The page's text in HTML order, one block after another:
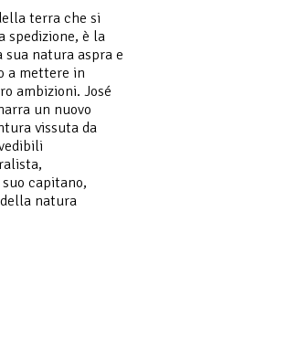
terra che si
spedizione, è la
natura aspra e
a mettere in
ambizioni. José
un nuovo
vissuta da
capitano,
natura